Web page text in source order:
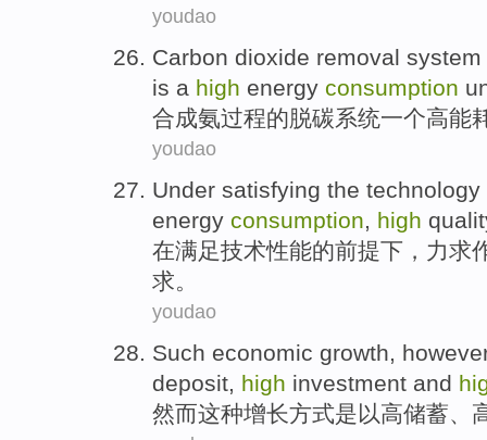
youdao
Carbon dioxide removal system
is a high energy consumption
合成氨过程的脱碳系统一个高能
youdao
Under satisfying the technology
energy consumption, high
在满足技术性能的前提下，力求
求。
youdao
Such economic growth
deposit high investment and
然而这种增长方式是以高储蓄